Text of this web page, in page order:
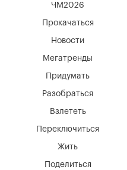
Мегатренды
Придумать
Разобраться
Взлететь
Новости
Переключиться
Жить
Поделиться
ЧМ2026
Прокачаться